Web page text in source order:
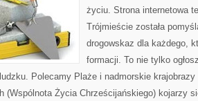
życiu. Strona internetowa
Trójmieście została
drogowskaz dla każdego,
formacji. To nie tylko
Polecamy Plaże i nadmorskie
(Wspólnota Życia Chrześcijańskiego) kojarzy